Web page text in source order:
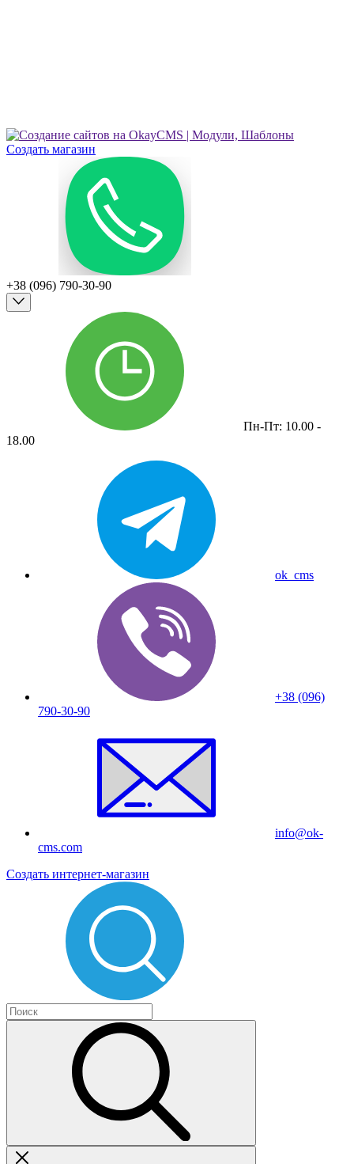
Создать магазин
+38 (096) 790-30-90
Пн-Пт: 10.00 -
18.00
ok_cms
+38 (096)
790-30-90
info@ok-
cms.com
Создать интернет-магазин